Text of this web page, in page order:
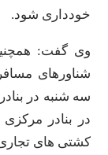
خودداری شود.
وی گفت:
شناورهای
سه شنبه در
در بنادر
کشتی های